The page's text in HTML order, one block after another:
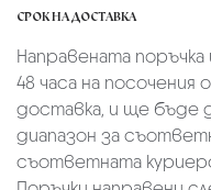
СРОК НА ДОСТАВКА
Направената
48 часа на
доставка, и ще бъде
диапазон за
съответната